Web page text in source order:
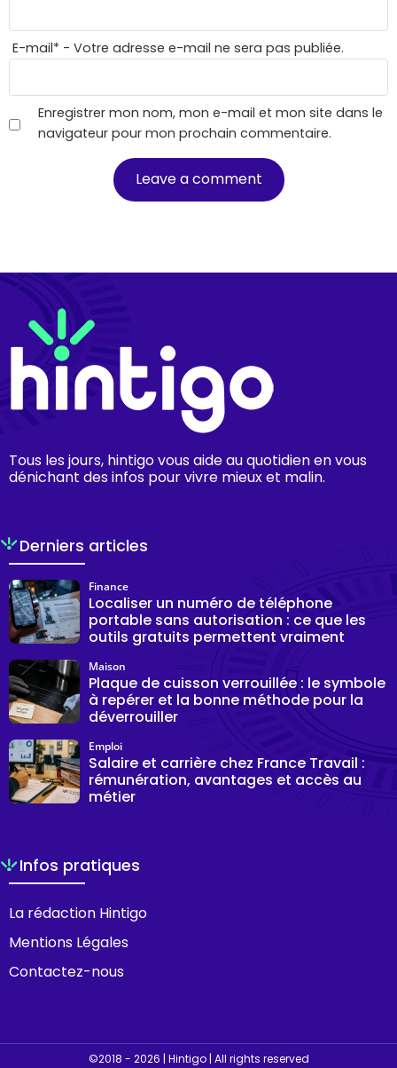
E-mail* - Votre adresse e-mail ne sera pas publiée.
Enregistrer mon nom, mon e-mail et mon site dans le
navigateur pour mon prochain commentaire.
Tous les jours, hintigo vous aide au quotidien en vous
dénichant des infos pour vivre mieux et malin.
Derniers articles
Localiser un numéro de téléphone
portable sans autorisation : ce que les
outils gratuits permettent vraiment
Finance
Plaque de cuisson verrouillée : le symbole
à repérer et la bonne méthode pour la
déverrouiller
Maison
Salaire et carrière chez France Travail :
rémunération, avantages et accès au
métier
Emploi
Infos pratiques
La rédaction Hintigo
Mentions Légales
Contactez-nous
©2018 - 2026 | Hintigo | All rights reserved